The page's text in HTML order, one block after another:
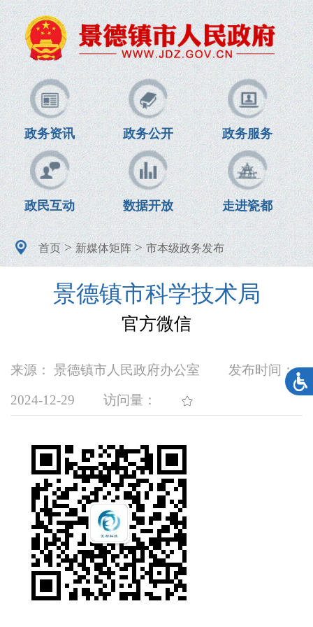
政务资讯 政务公开 政务服务
政民互动 数据开放 走进瓷都
首页>新媒体矩阵>市本级政务发布
景德镇市科学技术局
官方微信
来源： 景德镇市人民政府办公室 发布时间：
2024-12-29 访问量：